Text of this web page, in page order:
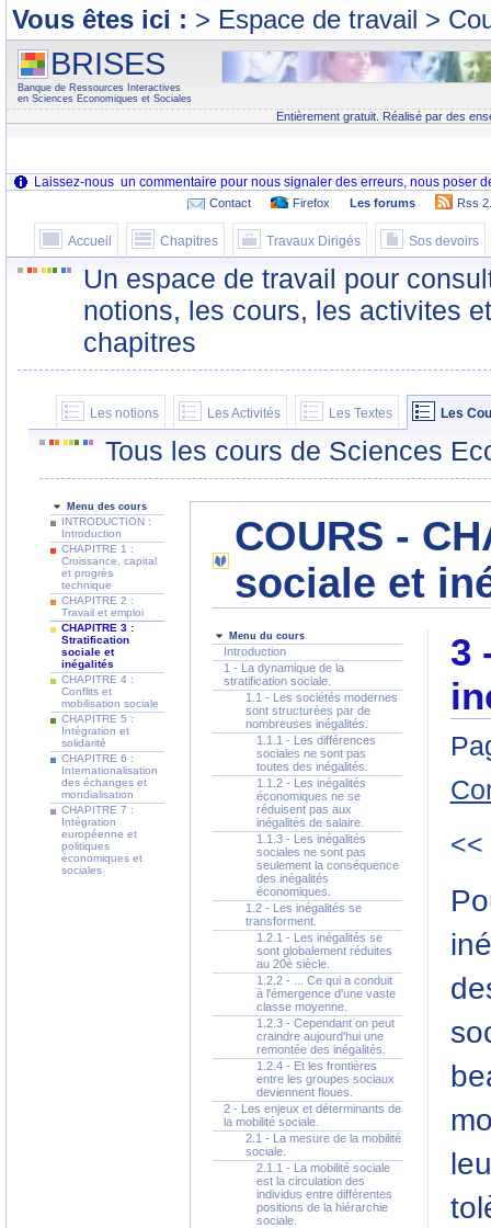
Vous êtes ici : > Espace de travail >
BRISES
Banque de Ressources Interactives
en Sciences Economiques et Sociales
Entièrement gratuit. Réalisé par des
Contact Firefox Les forums Rss
Accueil Chapitres Travaux Dirigés Sos devoirs
Un espace de travail pour
notions, les cours, les activites
chapitres
Les notions Les Activités Les Textes Les
Tous les cours de Sciences
Menu des cours
INTRODUCTION :
Introduction
CHAPITRE 1 :
Croissance, capital
et progrès
technique
CHAPITRE 2 :
Travail et emploi
CHAPITRE 3 :
Stratification
sociale et
inégalités
CHAPITRE 4 :
Conflits et
mobilisation sociale
CHAPITRE 5 :
Intégration et
solidarité
CHAPITRE 6 :
Internationalisation
des échanges et
mondialisation
CHAPITRE 7 :
Intégration
européenne et
politiques
économiques et
sociales
COURS -
sociale et
Menu du cours
Introduction
1 - La dynamique de la
stratification sociale.
1.1 - Les sociétés modernes
sont structurées par de
nombreuses inégalités.
1.1.1 - Les différences
sociales ne sont pas
toutes des inégalités.
1.1.2 - Les inégalités
économiques ne se
réduisent pas aux
inégalités de salaire.
1.1.3 - Les inégalités
sociales ne sont pas
seulement la conséquence
des inégalités
économiques.
1.2 - Les inégalités se
transforment.
1.2.1 - Les inégalités se
sont globalement réduites
au 20è siècle.
1.2.2 - ... Ce qui a conduit
à l'émergence d'une vaste
classe moyenne.
1.2.3 - Cependant on peut
craindre aujourd'hui une
remontée des inégalités.
1.2.4 - Et les frontières
entre les groupes sociaux
deviennent floues.
2 - Les enjeux et déterminants de
la mobilité sociale.
2.1 - La mesure de la mobilité
sociale.
2.1.1 - La mobilité sociale
est la circulation des
individus entre différentes
positions de la hiérarchie
sociale.
3
<<